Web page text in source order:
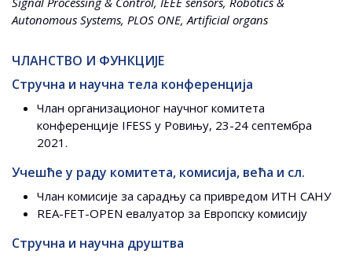
Autonomous Systems, PLOS ONE, Artificial organs
ЧЛАНСТВО И ФУНКЦИЈЕ
Стручна и научна тела конференција
Члан организационог научног комитета
конференције IFESS у Ровињу, 23-24 септембра
2021.
Учешће у раду комитета, комисија, већа и сл.
Члан комисије за сарадњу са привредом ИТН САНУ
REA-FET-OPEN евалуатор за Европску комисију
Стручна и научна друштва